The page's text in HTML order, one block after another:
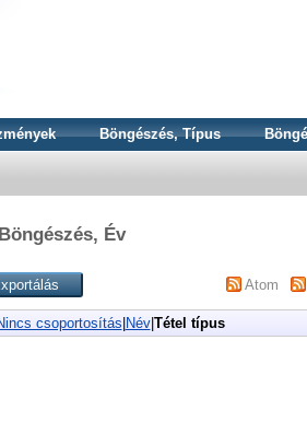
Böngészés, Típus
Böngészés, Év
Atom
csoportosítás Név| Tétel típus